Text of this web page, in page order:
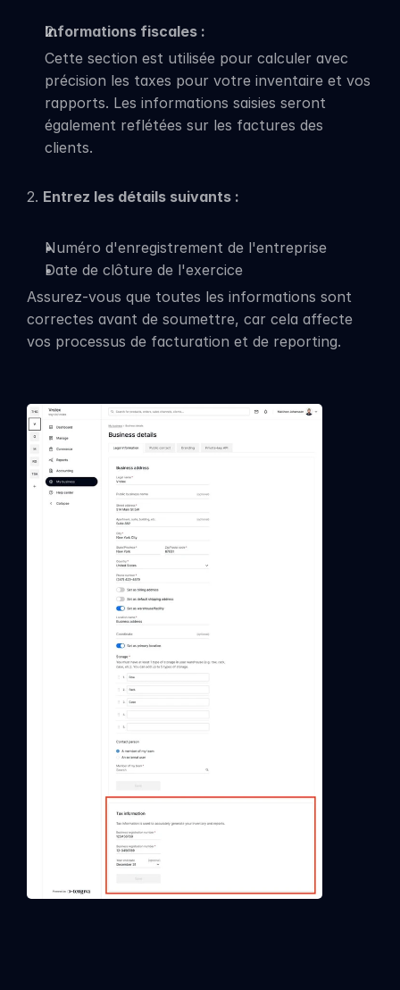
Informations fiscales :
Cette section est utilisée pour calculer avec
précision les taxes pour votre inventaire et vos
rapports. Les informations saisies seront
également reflétées sur les factures des
clients.
2. Entrez les détails suivants :
Numéro d'enregistrement de l'entreprise
Date de clôture de l'exercice
Assurez-vous que toutes les informations sont
correctes avant de soumettre, car cela affecte
vos processus de facturation et de reporting.